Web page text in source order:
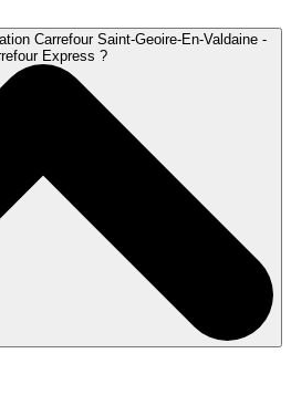
Carrefour Saint-Geoire-En-Valdaine -
Express ?